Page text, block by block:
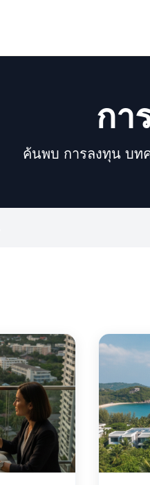
กา
ค้นพบ การลงทุน บท